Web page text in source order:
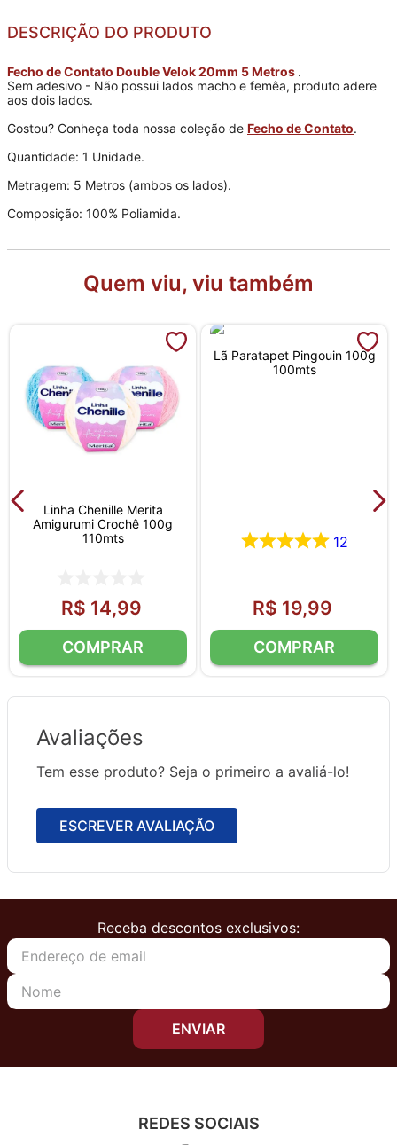
DESCRIÇÃO DO PRODUTO
Fecho de Contato Double Velok 20mm 5 Metros .
Sem adesivo - Não possui lados macho e femêa, produto adere
aos dois lados.
Gostou? Conheça toda nossa coleção de Fecho de Contato.
Quantidade: 1 Unidade.
Metragem: 5 Metros (ambos os lados).
Composição: 100% Poliamida.
Quem viu, viu também
Linha Chenille Merita
Amigurumi Crochê 100g
110mts
R$ 14,99
Lã Paratapet Pingouin 100g
100mts
12
R$ 19,99
Avaliações
Tem esse produto? Seja o primeiro a avaliá-lo!
ESCREVER AVALIAÇÃO
Receba descontos exclusivos:
ENVIAR
REDES SOCIAIS